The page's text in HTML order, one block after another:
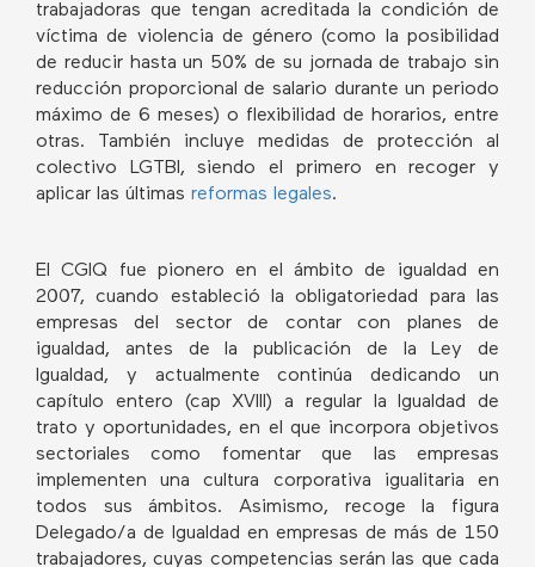
trabajadoras que tengan acreditada la condición de
víctima de violencia de género (como la posibilidad
de reducir hasta un 50% de su jornada de trabajo sin
reducción proporcional de salario durante un periodo
máximo de 6 meses) o flexibilidad de horarios, entre
otras. También incluye medidas de protección al
colectivo LGTBI, siendo el primero en recoger y
aplicar las últimas reformas legales.
El CGIQ fue pionero en el ámbito de igualdad en
2007, cuando estableció la obligatoriedad para las
empresas del sector de contar con planes de
igualdad, antes de la publicación de la Ley de
Igualdad, y actualmente continúa dedicando un
capítulo entero (cap XVIII) a regular la Igualdad de
trato y oportunidades, en el que incorpora objetivos
sectoriales como fomentar que las empresas
implementen una cultura corporativa igualitaria en
todos sus ámbitos. Asimismo, recoge la figura
Delegado/a de Igualdad en empresas de más de 150
trabajadores, cuyas competencias serán las que cada